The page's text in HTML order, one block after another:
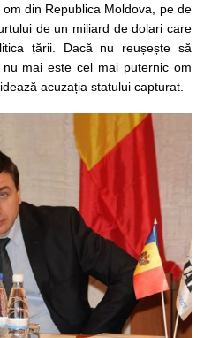
din Republica Moldova, pe de
de un miliard de dolari care
țării. Dacă nu reușește să
mai este cel mai puternic om
acuzația statului capturat.